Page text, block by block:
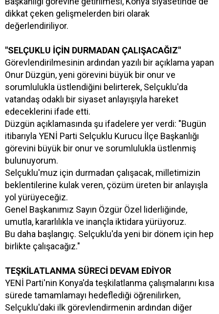
dikkat çeken gelişmelerden biri olarak
değerlendiriliyor.
"SELÇUKLU İÇİN DURMADAN ÇALIŞACAĞIZ"
Görevlendirilmesinin ardından yazılı bir açıklama yapan
Onur Düzgün, yeni görevini büyük bir onur ve
sorumlulukla üstlendiğini belirterek, Selçuklu'da
vatandaş odaklı bir siyaset anlayışıyla hareket
edeceklerini ifade etti.
Düzgün açıklamasında şu ifadelere yer verdi: "Bugün
itibarıyla YENİ Parti Selçuklu Kurucu İlçe Başkanlığı
görevini büyük bir onur ve sorumlulukla üstlenmiş
bulunuyorum.
Selçuklu'muz için durmadan çalışacak, milletimizin
beklentilerine kulak veren, çözüm üreten bir anlayışla
yol yürüyeceğiz.
Genel Başkanımız Sayın Özgür Özel liderliğinde,
umutla, kararlılıkla ve inançla iktidara yürüyoruz.
Bu daha başlangıç. Selçuklu'da yeni bir dönem için hep
birlikte çalışacağız."
TEŞKİLATLANMA SÜRECİ DEVAM EDİYOR
YENİ Parti'nin Konya'da teşkilatlanma çalışmalarını kısa
sürede tamamlamayı hedeflediği öğrenilirken,
Selçuklu'daki ilk görevlendirmenin ardından diğer